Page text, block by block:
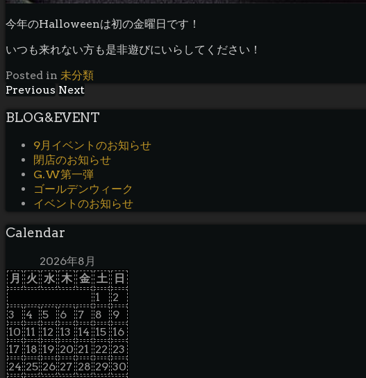
今年のHalloweenは初の金曜日です！
いつも来れない方も是非遊びにいらしてください！
Posted in 未分類
Previous Next
BLOG&EVENT
9月イベントのお知らせ
閉店のお知らせ
G.W第一弾
ゴールデンウィーク
イベントのお知らせ
Calendar
2026年8月
月
火 水 木 金 土
日
1
2
3
4 5 6 7 8
9
10 11 12 13 14 15 16
17 18 19 20 21 22 23
24 25 26 27 28 29 30